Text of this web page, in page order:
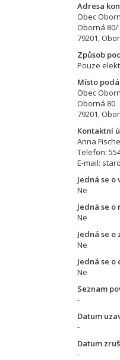
Adresa
Obec
Oborná 80/
79201,
Způsob
Pouze
Místo
Obec
Oborná 80
79201,
Kontaktní
Anna
Telefon:
E-mail:
Jedná se
Ne
Jedná se
Ne
Jedná se o
Ne
Jedná se
Ne
Seznam
-
Datum
-
Datum
-